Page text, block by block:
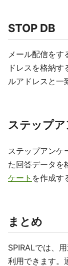
STOP DB
メール配信をす
ドレスを格納
ルアドレスと一
ステップ
ステップアンケ
た回答データを
ケート を作成す
まとめ
SPIRALでは、
利用できます。